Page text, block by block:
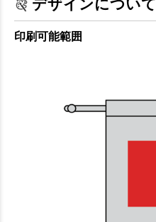
デザインについて
印刷可能範囲